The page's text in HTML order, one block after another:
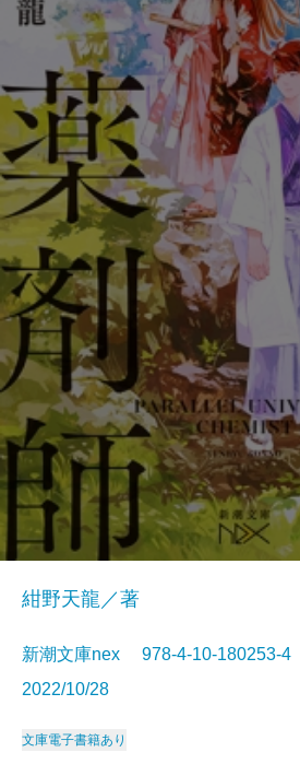
紺野天龍／著
新潮文庫nex 978-4-10-
2022/10/28
文庫電子書籍あり